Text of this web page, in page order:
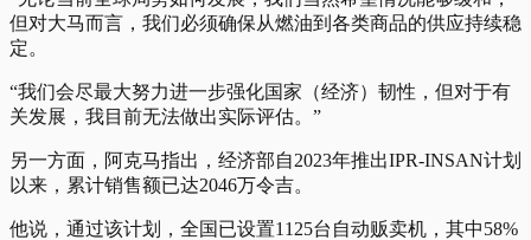
但对大马而言，我们必须确保从燃油到各类商品的供应持续稳
定。
“我们会尽最大努力进一步强化国家（经济）韧性，但对于有
关发展，我目前无法做出实际评估。”
另一方面，阿克马指出，经济部自2023年推出IPR-INSAN计划
以来，累计销售额已达2046万令吉。
他说，通过该计划，全国已设置1125台自动贩卖机，其中58%